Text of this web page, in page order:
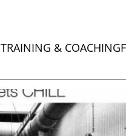
TRAINING & COACHING